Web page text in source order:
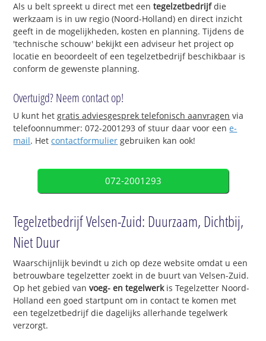
Als u belt spreekt u direct met eentegelzetbedrijfdie
werkzaam is in uw regio (Noord-Holland) en direct inzicht
geeft in de mogelijkheden, kosten en planning. Tijdens de
'technische schouw' bekijkt een adviseur het project op
locatie en beoordeelt of een tegelzetbedrijf beschikbaar is
conform de gewenste planning.
Overtuigd? Neem contact op!
U kunt hetgratis adviesgesprek telefonisch aanvragen via
telefoonnummer: 072-2001293 of stuur daar voor eene-
mail. Hetcontactformulier gebruiken kan ook!
072-2001293
Tegelzetbedrijf Velsen-Zuid: Duurzaam, Dichtbij,
Niet Duur
Waarschijnlijk bevindt u zich op deze website omdat u een
betrouwbare tegelzetter zoekt in de buurt van Velsen-Zuid.
Op het gebied van voeg- en tegelwerkis Tegelzetter Noord-
Holland een goed startpunt om in contact te komen met
een tegelzetbedrijf die dagelijks allerhande tegelwerk
verzorgt.